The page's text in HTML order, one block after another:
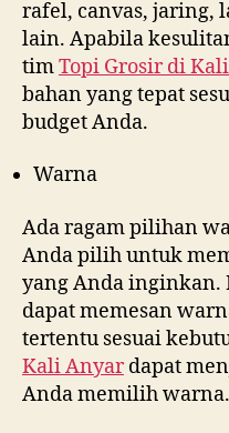
rafel, canvas, jaring,
lain. Apabila
timTopi Grosir di
bahan yang tepat
budget Anda.
Warna
Ada ragam pilihan
Anda pilih untuk
yang Anda inginkan.
dapat memesan
tertentu sesuai
Kali Anyardapat
Anda memilih warna.